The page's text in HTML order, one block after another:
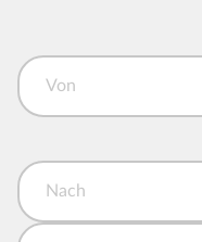
Von
Nach